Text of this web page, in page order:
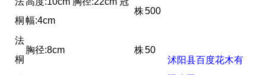
桐 幅:4cm
株500
法
桐
胸径:8cm 株50
沭阳县百度花木有